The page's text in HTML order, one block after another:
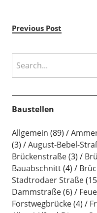
Previous Post
Baustellen
Allgemein (89)
(3)
August-Bebel-
Brückenstraße(3)
Bauabschnitt(4)
Stadtrodaer Straße
Dammstraße(6)
Forstwegbrücke(4)